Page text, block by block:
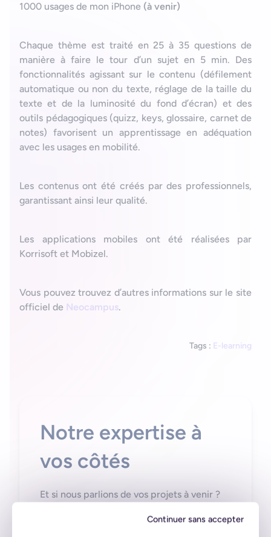
Continuer sans accepter
1000 usages de mon iPhone (à venir)
Chaque thème est traité en 25 à 35 questions de
manière à faire le tour d’un sujet en 5 min. Des
fonctionnalités agissant sur le contenu (défilement
automatique ou non du texte, réglage de la taille du
texte et de la luminosité du fond d’écran) et des
outils pédagogiques (quizz, keys, glossaire, carnet de
notes) favorisent un apprentissage en adéquation
avec les usages en mobilité.
Les contenus ont été créés par des professionnels,
garantissant ainsi leur qualité.
Les applications mobiles ont été réalisées par
Korrisoft et Mobizel.
Vous pouvez trouvez d’autres informations sur le site
officiel de Neocampus.​
Tags : E-learning
Notre expertise à
vos côtés
Et si nous parlions de vos projets à venir ?